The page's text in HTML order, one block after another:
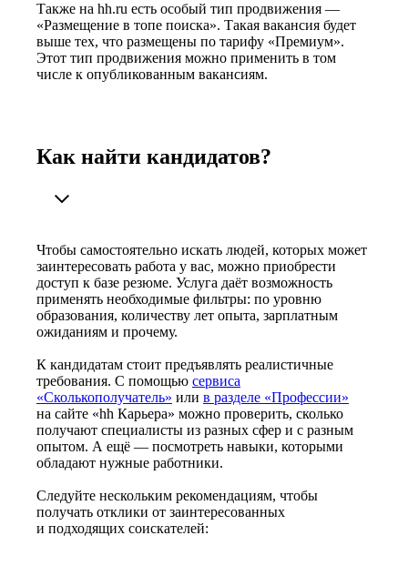
Также на hh.ru есть особый тип продвижения —
«Размещение в топе поиска». Такая вакансия будет
выше тех, что размещены по тарифу «Премиум».
Этот тип продвижения можно применить в том
числе к опубликованным вакансиям.
Как найти кандидатов?
Чтобы самостоятельно искать людей, которых может
заинтересовать работа у вас, можно приобрести
доступ к базе резюме. Услуга даёт возможность
применять необходимые фильтры: по уровню
образования, количеству лет опыта, зарплатным
ожиданиям и прочему.
К кандидатам стоит предъявлять реалистичные
требования. С помощью сервиса
«Сколькополучатель» или в разделе «Профессии»
на сайте «hh Карьера» можно проверить, сколько
получают специалисты из разных сфер и с разным
опытом. А ещё — посмотреть навыки, которыми
обладают нужные работники.
Следуйте нескольким рекомендациям, чтобы
получать отклики от заинтересованных
и подходящих соискателей: